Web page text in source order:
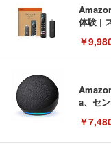
体験 |
￥
a、セ
￥